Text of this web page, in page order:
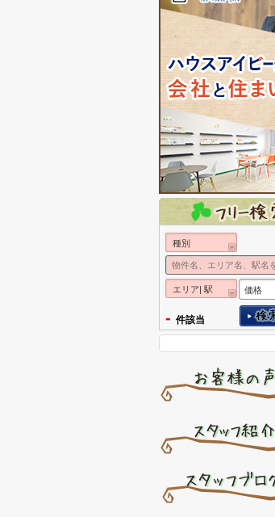
種別
エリア| 駅 価格
- 件該当